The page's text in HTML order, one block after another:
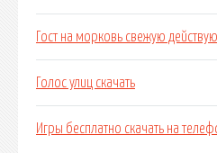
Гост на морковь свежую
Голос улиц скачать
Игры бесплатно скачать на